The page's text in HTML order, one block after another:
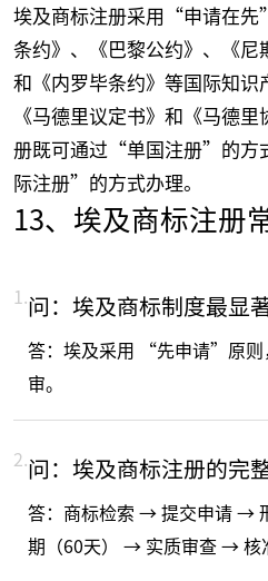
埃及商标注册采用“申请在
条约》、《巴黎公约》、《尼
和《内罗毕条约》等国际知识
《马德里议定书》和《马德
册既可通过“单国注册”的方
际注册”的方式办理。
13、埃及商标注册
1.问：埃及商标制度最显
答：埃及采用 “先申请”原则
审。
2.问：埃及商标注册的完
答：商标检索 → 提交申请 →
期（60天） → 实质审查 → 核